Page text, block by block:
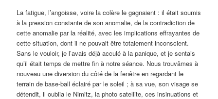
La fatigue, l’angoisse, voire la colère le gagnaient : il était soumis
à la pression constante de son anomalie, de la contradiction de
cette anomalie par la réalité, avec les implications effrayantes de
cette situation, dont il ne pouvait être totalement inconscient.
Sans le vouloir, je l’avais déjà acculé à la panique, et je sentais
qu’il était temps de mettre fin à notre séance. Nous trouvâmes à
nouveau une diversion du côté de la fenêtre en regardant le
terrain de base-ball éclairé par le soleil ; à sa vue, son visage se
détendit, il oublia le Nimitz, la photo satellite, ces insinuations et